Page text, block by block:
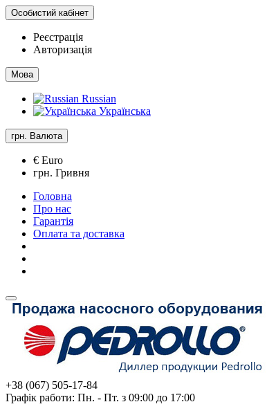
Особистий кабінет
Реєстрація
Авторизація
Мова
Russian
Українська
грн. Валюта
€ Euro
грн. Гривня
Головна
Про нас
Гарантія
Оплата та доставка
+38 (067) 505-17-84
Графік работи: Пн. - Пт. з 09:00 до 17:00